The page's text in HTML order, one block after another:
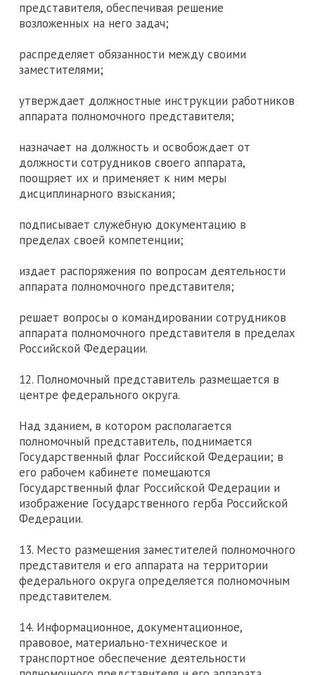
представителя, обеспечивая решение
возложенных на него задач;
распределяет обязанности между своими
заместителями;
утверждает должностные инструкции работников
аппарата полномочного представителя;
назначает на должность и освобождает от
должности сотрудников своего аппарата,
поощряет их и применяет к ним меры
дисциплинарного взыскания;
подписывает служебную документацию в
пределах своей компетенции;
издает распоряжения по вопросам деятельности
аппарата полномочного представителя;
решает вопросы о командировании сотрудников
аппарата полномочного представителя в пределах
Российской Федерации.
12. Полномочный представитель размещается в
центре федерального округа.
Над зданием, в котором располагается
полномочный представитель, поднимается
Государственный флаг Российской Федерации; в
его рабочем кабинете помещаются
Государственный флаг Российской Федерации и
изображение Государственного герба Российской
Федерации.
13. Место размещения заместителей полномочного
представителя и его аппарата на территории
федерального округа определяется полномочным
представителем.
14. Информационное, документационное,
правовое, материально-техническое и
транспортное обеспечение деятельности